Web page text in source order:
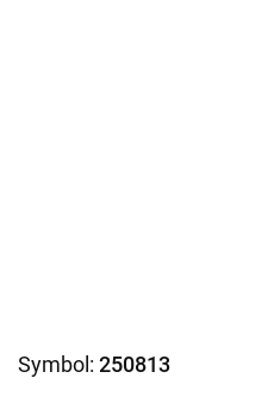
Symbol: 250813